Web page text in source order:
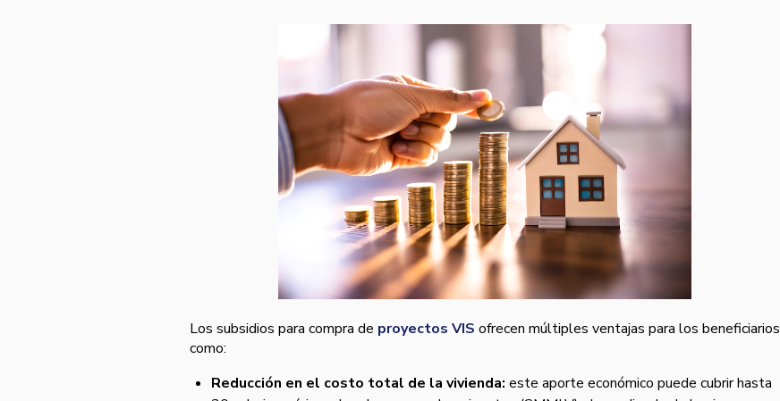
Los subsidios para compra de proyectos VIS ofrecen múltiples ventajas para los beneficiarios
como:
Reducción en el costo total de la vivienda: este aporte económico puede cubrir hasta